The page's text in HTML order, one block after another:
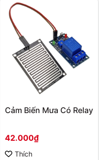
Cảm Biến Mưa Có Relay
42.000₫
Thích